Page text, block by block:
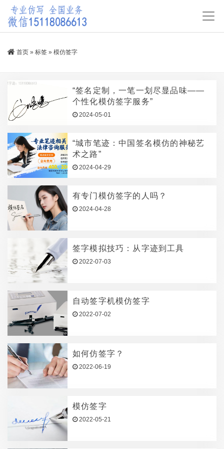
首页 » 标签 » 模仿签字
“签名定制，一笔一划尽显品味——
个性化模仿签字服务”
2024-05-01
“城市笔迹：中国签名模仿的神秘艺
术之路”
2024-04-29
有专门模仿签字的人吗？
2024-04-28
签字模拟技巧：从字迹到工具
2022-07-03
自动签字机模仿签字
2022-07-02
如何仿签字？
2022-06-19
模仿签字
2022-05-21